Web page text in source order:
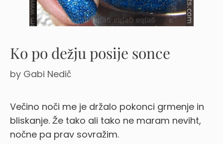
Ko po dežju posije sonce
by Gabi Nedič
Večino noči me je držalo pokonci grmenje in
bliskanje. Že tako ali tako ne maram neviht,
nočne pa prav sovražim.